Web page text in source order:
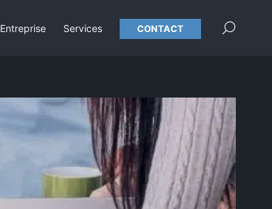
Entreprise Services CONTACT